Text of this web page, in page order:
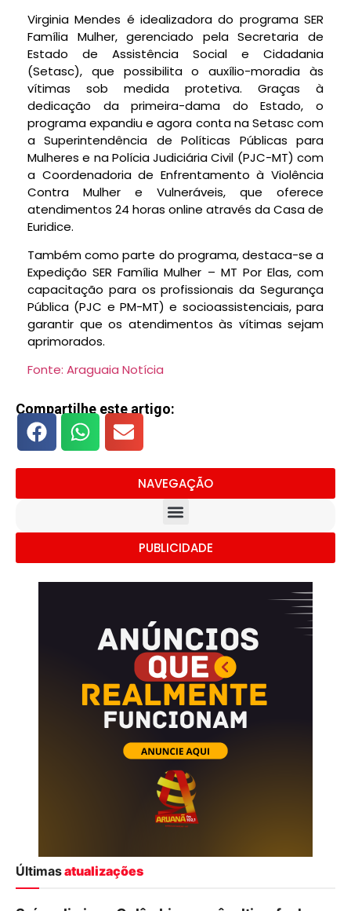
Virginia Mendes é idealizadora do programa SER
Família Mulher, gerenciado pela Secretaria de
Estado de Assistência Social e Cidadania
(Setasc), que possibilita o auxílio-moradia às
vítimas sob medida protetiva. Graças à
dedicação da primeira-dama do Estado, o
programa expandiu e agora conta na Setasc com
a Superintendência de Políticas Públicas para
Mulheres e na Polícia Judiciária Civil (PJC-MT) com
a Coordenadoria de Enfrentamento à Violência
Contra Mulher e Vulneráveis, que oferece
atendimentos 24 horas online através da Casa de
Euridice.
Também como parte do programa, destaca-se a
Expedição SER Família Mulher – MT Por Elas, com
capacitação para os profissionais da Segurança
Pública (PJC e PM-MT) e socioassistenciais, para
garantir que os atendimentos às vítimas sejam
aprimorados.
Fonte: Araguaia Notícia
Compartilhe este artigo:
NAVEGAÇÃO
PUBLICIDADE
Últimasatualizações